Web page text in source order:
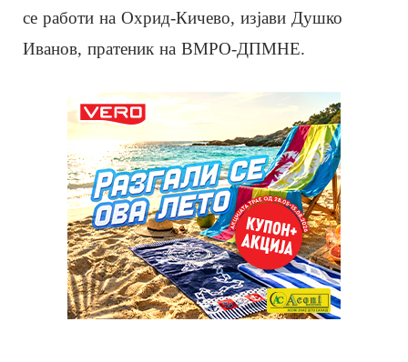
се работи на Охрид-Кичево, изјави Душко
Иванов, пратеник на ВМРО-ДПМНЕ.